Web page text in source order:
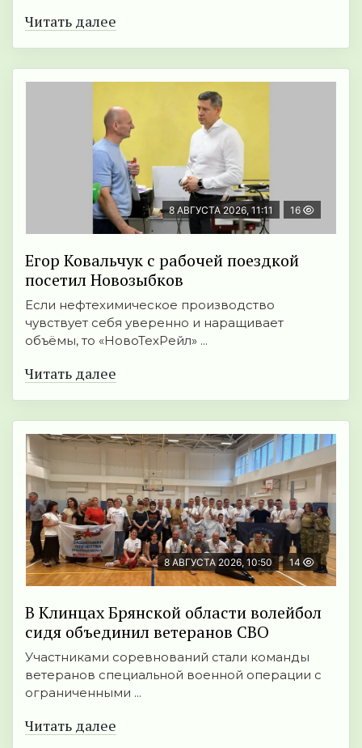
Читать далее
8 АВГУСТА 2026, 11:11 16
Егор Ковальчук с рабочей поездкой
посетил Новозыбков
Если нефтехимическое производство
чувствует себя уверенно и наращивает
объёмы, то «НовоТехРейл» ...
Читать далее
8 АВГУСТА 2026, 10:50 14
В Клинцах Брянской области волейбол
сидя объединил ветеранов СВО
Участниками соревнований стали команды
ветеранов специальной военной операции с
ограниченными ...
Читать далее